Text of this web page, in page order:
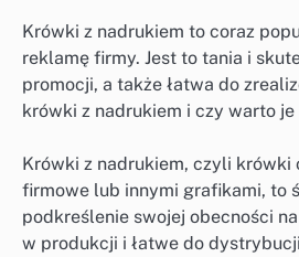
Krówki z nadrukiem to coraz
reklamę firmy. Jest to tania i
promocji, a także łatwa do
krówki z nadrukiem i czy warto
Krówki z nadrukiem, czyli krówki
firmowe lub innymi grafikami, to
podkreślenie swojej obecności
w produkcji i łatwe do